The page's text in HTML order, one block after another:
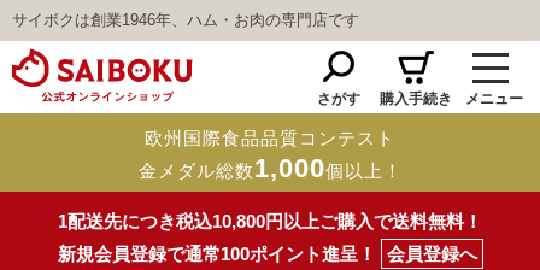
サイボクは創業1946年、ハム・お肉の専門店です
さがす 購入手続き メニュー
欧州国際食品品質コンテスト
金メダル総数1,000個以上！
1配送先につき税込10,800円以上ご購入で送料無料！
新規会員登録で通常100ポイント進呈！
会員登録へ